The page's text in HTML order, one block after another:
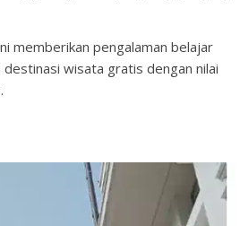
memberikan pengalaman belajar
destinasi wisata gratis dengan nilai